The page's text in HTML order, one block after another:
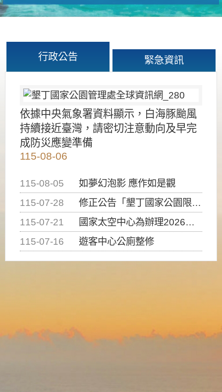
行政公告 緊急資訊
依據中央氣象署資料顯示，白海豚颱風
持續接近臺灣，請密切注意動向及早完
成防災應變準備
115-08-06
115-08-05
如夢幻泡影 應作如是觀
115-07-28
修正公告「墾丁國家公園限制水域遊憩活動之種類、範圍、時間及行為」，自即日生效。
115-07-21
國家太空中心為辦理2026台灣盃火箭競賽，陸、海、空域警戒及協調相關事宜，因颱風備案事宜
115-07-16
遊客中心公廁整修